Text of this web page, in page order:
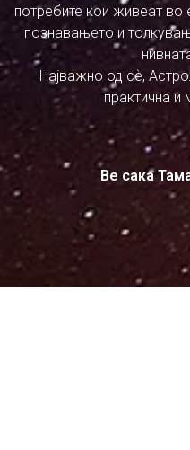
потребите кои живеат во
познавањето и
Најважно од сѐ,
практична и
Ве сака